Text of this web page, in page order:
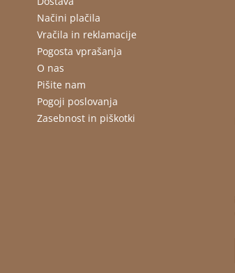
Načini plačila
Vračila in reklamacije
Pogosta vprašanja
O nas
Pišite nam
Pogoji poslovanja
Zasebnost in piškotki